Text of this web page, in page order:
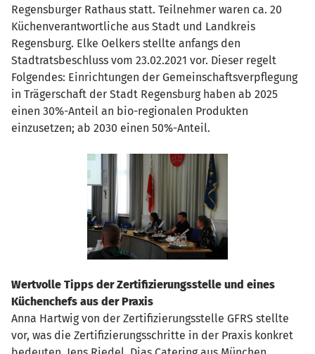
Regensburger Rathaus statt. Teilnehmer waren ca. 20
Küchenverantwortliche aus Stadt und Landkreis
Regensburg. Elke Oelkers stellte anfangs den
Stadtratsbeschluss vom 23.02.2021 vor. Dieser regelt
Folgendes: Einrichtungen der Gemeinschaftsverpflegung
in Trägerschaft der Stadt Regensburg haben ab 2025
einen 30%-Anteil an bio-regionalen Produkten
einzusetzen; ab 2030 einen 50%-Anteil.
Wertvolle Tipps der Zertifizierungsstelle und eines
Küchenchefs aus der Praxis
Anna Hartwig von der Zertifizierungsstelle GFRS stellte
vor, was die Zertifizierungsschritte in der Praxis konkret